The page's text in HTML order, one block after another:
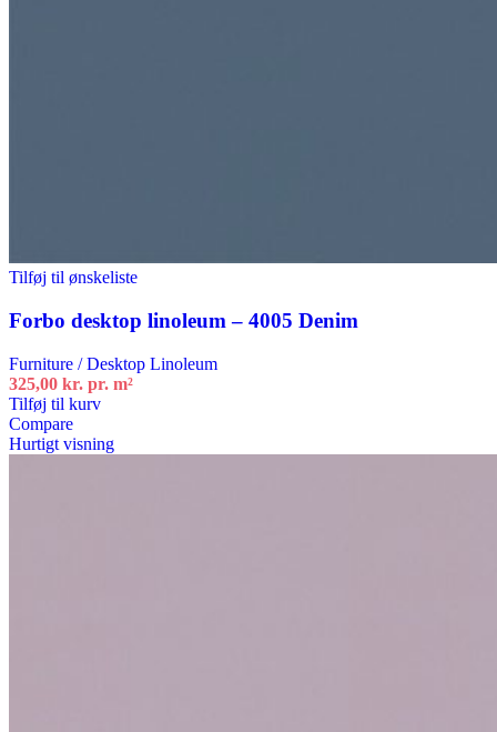
Tilføj til ønskeliste
Forbo desktop linoleum – 4005 Denim
Furniture / Desktop Linoleum
325,00 kr. pr. m²
Tilføj til kurv
Compare
Hurtigt visning